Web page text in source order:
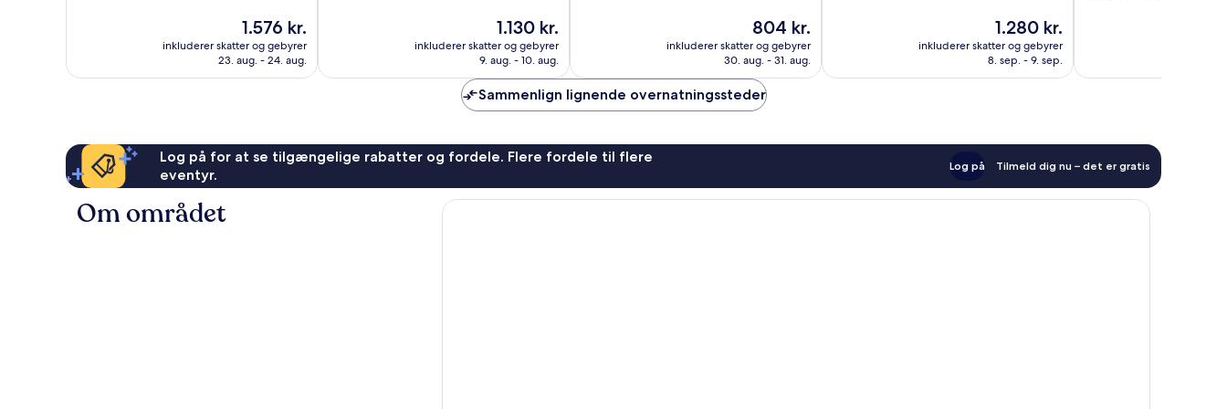
Prisen
er
1.576 kr.
1.576 kr.
inkluderer skatter og gebyrer
23. aug. - 24. aug.
Prisen
er
1.130 kr.
1.130 kr.
inkluderer skatter og gebyrer
9. aug. - 10. aug.
Prisen
er
804 kr.
804 kr.
inkluderer skatter og gebyrer
30. aug. - 31. aug.
Prisen
er
1.280 kr.
1.280 kr.
inkluderer skatter og gebyrer
8. sep. - 9. sep.
anmeldelser
Sammenlign lignende overnatningssteder
Log på for at se tilgængelige rabatter og fordele. Flere fordele til flere
eventyr.
Log på Tilmeld dig nu – det er gratis
Om området